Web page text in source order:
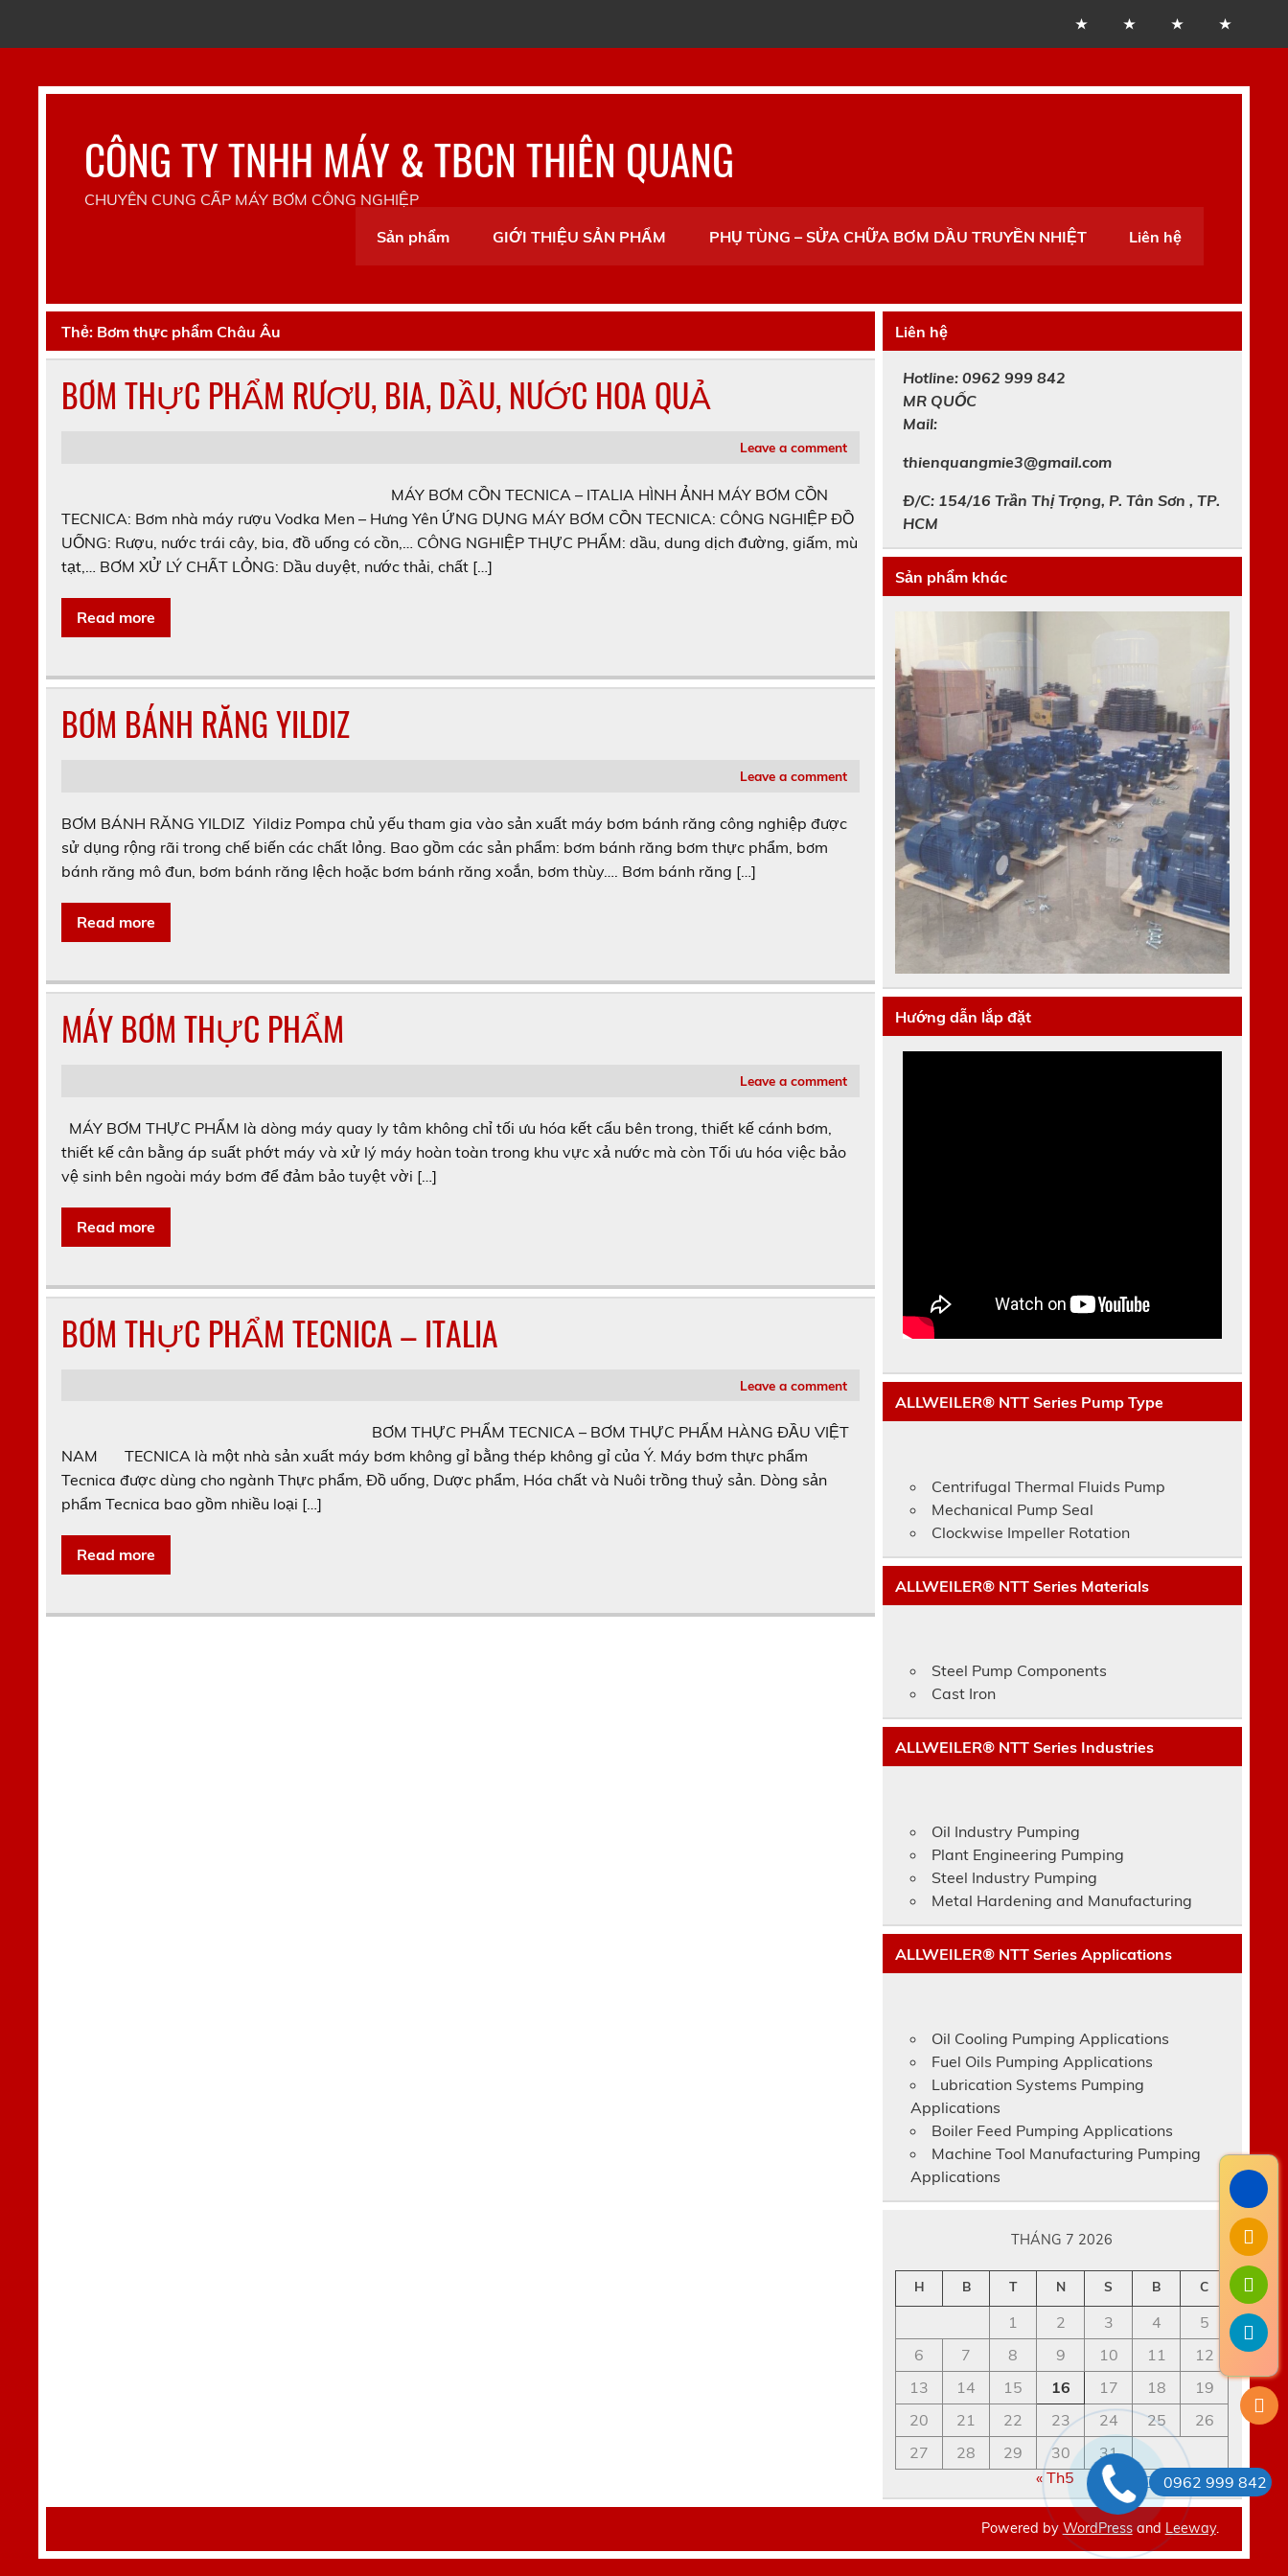
CÔNG TY TNHH MÁY & TBCN THIÊN QUANG
CHUYÊN CUNG CẤP MÁY BƠM CÔNG NGHIỆP
Sản phẩm
GIỚI THIỆU SẢN PHẨM PHỤ TÙNG – SỬA CHỮA BƠM DẦU TRUYỀN NHIỆT Liên hệ
Thẻ: Bơm thực phẩm Châu Âu
BƠM THỰC PHẨM RƯỢU, BIA, DẦU, NƯỚC HOA QUẢ
Leave a comment
MÁY BƠM CỒN TECNICA – ITALIA HÌNH ẢNH MÁY BƠM CỒN
TECNICA: Bơm nhà máy rượu Vodka Men – Hưng Yên ỨNG DỤNG MÁY BƠM CỒN TECNICA: CÔNG NGHIỆP ĐỒ
UỐNG: Rượu, nước trái cây, bia, đồ uống có cồn,… CÔNG NGHIỆP THỰC PHẨM: dầu, dung dịch đường, giấm, mù
tạt,… BƠM XỬ LÝ CHẤT LỎNG: Dầu duyệt, nước thải, chất […]
Read more
BƠM BÁNH RĂNG YILDIZ
Leave a comment
BƠM BÁNH RĂNG YILDIZ Yildiz Pompa chủ yếu tham gia vào sản xuất máy bơm bánh răng công nghiệp được
sử dụng rộng rãi trong chế biến các chất lỏng. Bao gồm các sản phẩm: bơm bánh răng bơm thực phẩm, bơm
bánh răng mô đun, bơm bánh răng lệch hoặc bơm bánh răng xoắn, bơm thùy…. Bơm bánh răng […]
Read more
MÁY BƠM THỰC PHẨM
Leave a comment
MÁY BƠM THỰC PHẨM là dòng máy quay ly tâm không chỉ tối ưu hóa kết cấu bên trong, thiết kế cánh bơm,
thiết kế cân bằng áp suất phớt máy và xử lý máy hoàn toàn trong khu vực xả nước mà còn Tối ưu hóa việc bảo
vệ sinh bên ngoài máy bơm để đảm bảo tuyệt vời […]
Read more
BƠM THỰC PHẨM TECNICA – ITALIA
Leave a comment
BƠM THỰC PHẨM TECNICA – BƠM THỰC PHẨM HÀNG ĐẦU VIỆT
NAM TECNICA là một nhà sản xuất máy bơm không gỉ bằng thép không gỉ của Ý. Máy bơm thực phẩm
Tecnica được dùng cho ngành Thực phẩm, Đồ uống, Dược phẩm, Hóa chất và Nuôi trồng thuỷ sản. Dòng sản
phẩm Tecnica bao gồm nhiều loại […]
Read more
Liên hệ
Hotline: 0962 999 842
MR QUỐC
Mail:
thienquangmie3@gmail.com
Đ/C: 154/16 Trần Thị Trọng, P. Tân Sơn , TP.
HCM
Sản phẩm khác
Hướng dẫn lắp đặt
ALLWEILER® NTT Series Pump Type
Centrifugal Thermal Fluids Pump
Mechanical Pump Seal
Clockwise Impeller Rotation
ALLWEILER® NTT Series Materials
Steel Pump Components
Cast Iron
ALLWEILER® NTT Series Industries
Oil Industry Pumping
Plant Engineering Pumping
Steel Industry Pumping
Metal Hardening and Manufacturing
ALLWEILER® NTT Series Applications
Oil Cooling Pumping Applications
Fuel Oils Pumping Applications
Lubrication Systems Pumping
Applications
Boiler Feed Pumping Applications
Machine Tool Manufacturing Pumping
Applications
THÁNG 7 2026
H B T N S B C
1 2 3 4
5
6
7 8 9 10 11
12
13
14 15 16 17 18
19
20
21 22 23 24 25
26
27
28 29 30
31
« Th5
Powered byWordPressand Leeway.
0962 999 842